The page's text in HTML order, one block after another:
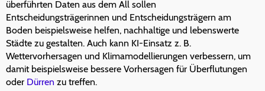
überführten Daten aus dem All sollen
Entscheidungsträgerinnen und Entscheidungsträgern am
Boden beispielsweise helfen, nachhaltige und lebenswerte
Städte zu gestalten. Auch kann KI-Einsatz z. B.
Wettervorhersagen und Klimamodellierungen verbessern, um
damit beispielsweise bessere Vorhersagen für Überflutungen
oder Dürren zu treffen.